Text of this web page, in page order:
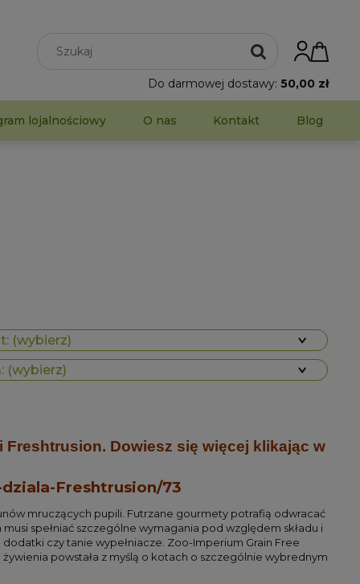
Do darmowej dostawy: 50,00 zł
lojalnościowy O nas Kontakt Blog
(wybierz)
(wybierz)
Dowiesz się więcej klikając w
Freshtrusion/73
mruczących pupili. Futrzane gourmety potrafią odwracać
spełniać szczególne wymagania pod względem składu i
czy tanie wypełniacze. Zoo-Imperium Grain Free
powstała z myślą o kotach o szczególnie wybrednym